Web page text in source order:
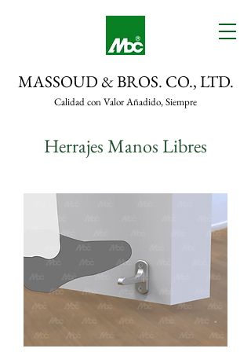
MASSOUD & BROS. CO., LTD.
Calidad con Valor Añadido, Siempre
Herrajes Manos Libres